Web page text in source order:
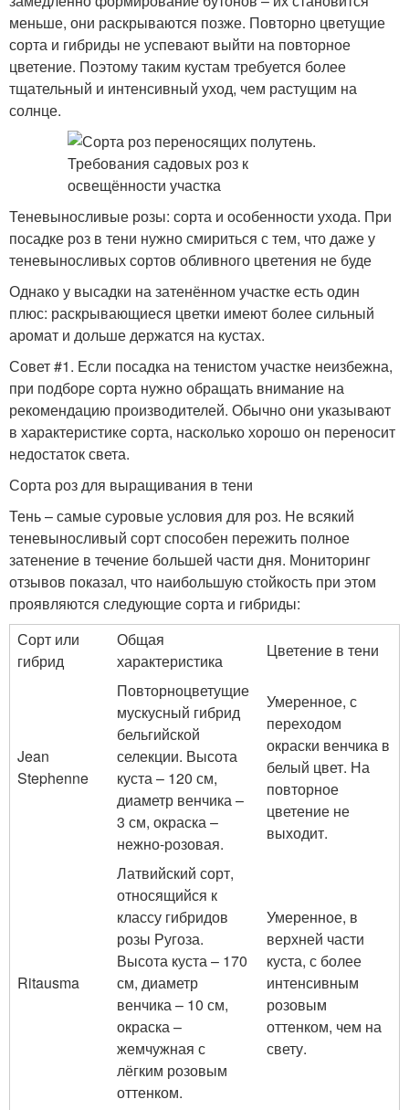
меньше, они раскрываются позже. Повторно цветущие
сорта и гибриды не успевают выйти на повторное
цветение. Поэтому таким кустам требуется более
тщательный и интенсивный уход, чем растущим на
солнце.
Теневыносливые розы: сорта и особенности ухода. При
посадке роз в тени нужно смириться с тем, что даже у
теневыносливых сортов обливного цветения не буде
Однако у высадки на затенённом участке есть один
плюс: раскрывающиеся цветки имеют более сильный
аромат и дольше держатся на кустах.
Совет #1. Если посадка на тенистом участке неизбежна,
при подборе сорта нужно обращать внимание на
рекомендацию производителей. Обычно они указывают
в характеристике сорта, насколько хорошо он переносит
недостаток света.
Сорта роз для выращивания в тени
Тень – самые суровые условия для роз. Не всякий
теневыносливый сорт способен пережить полное
затенение в течение большей части дня. Мониторинг
отзывов показал, что наибольшую стойкость при этом
проявляются следующие сорта и гибриды:
Сорт или
гибрид
Общая
характеристика
Цветение в тени
Jean
Stephenne
Повторноцветущие
мускусный гибрид
бельгийской
селекции. Высота
куста – 120 см,
диаметр венчика –
3 см, окраска –
нежно-розовая.
Умеренное, с
переходом
окраски венчика в
белый цвет. На
повторное
цветение не
выходит.
Ritausma
Латвийский сорт,
относящийся к
классу гибридов
розы Ругоза.
Высота куста – 170
см, диаметр
венчика – 10 см,
окраска –
жемчужная с
лёгким розовым
оттенком.
Умеренное, в
верхней части
куста, с более
интенсивным
розовым
оттенком, чем на
свету.